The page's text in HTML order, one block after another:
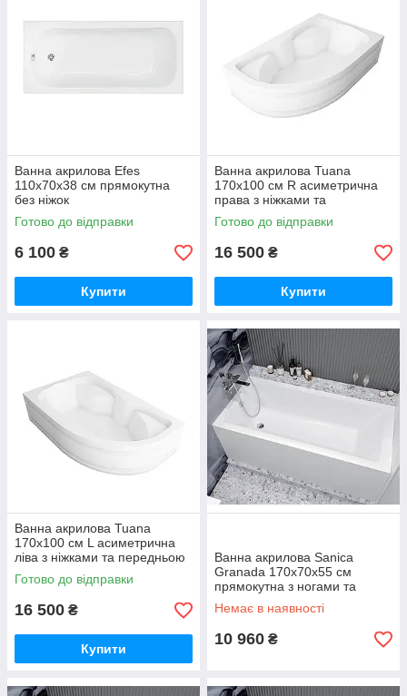
Ванна акрилова Efes
110x70х38 см прямокутна
без ніжок
Готово до відправки
6 100 ₴
Купити
Ванна акрилова Tuana
170х100 см R асиметрична
права з ніжками та
передньою панеллю
Готово до відправки
16 500 ₴
Купити
Ванна акрилова Tuana
170х100 см L асиметрична
ліва з ніжками та передньою
панеллю
Готово до відправки
16 500 ₴
Купити
Ванна акрилова Sanica
Granada 170х70х55 см
прямокутна з ногами та
передньою панеллю
Немає в наявності
10 960 ₴